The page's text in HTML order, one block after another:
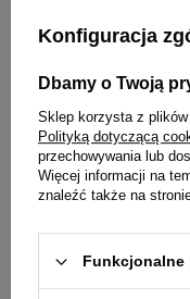
-
Do koszyka
Zaufane i
naszych
Konfiguracja
Dbamy o Twoją
Sklep korzysta z
Polityką dotyczącą
przechowywania lub
Więcej informacji na
znaleźć także na
Funkcjonalne